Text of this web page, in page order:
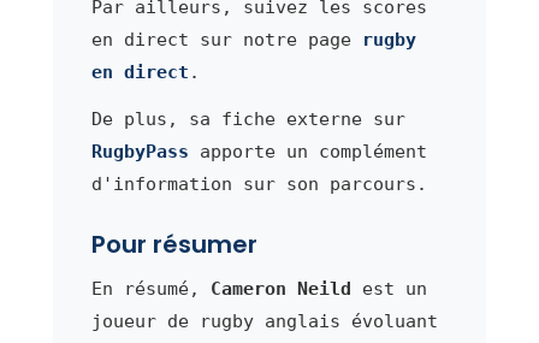
Par ailleurs, suivez les scores
en direct sur notre page
rugby
en direct .
De plus, sa fiche externe sur
RugbyPass apporte un complément
d'information sur son parcours.
Pour résumer
En résumé, Cameron Neild est un
joueur de rugby anglais évoluant